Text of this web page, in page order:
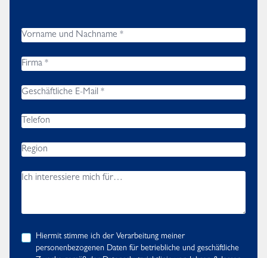
Hiermit stimme ich der Verarbeitung meiner
personenbezogenen Daten für betriebliche und geschäftliche